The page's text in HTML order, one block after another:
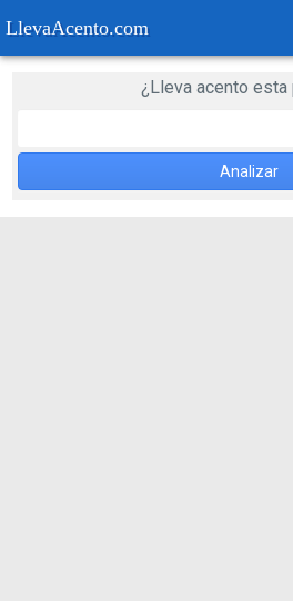
LlevaAcento.com
¿Lleva acento esta
Analizar